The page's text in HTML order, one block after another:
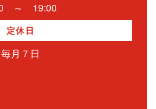
～ 19:00
定休日
毎月７日